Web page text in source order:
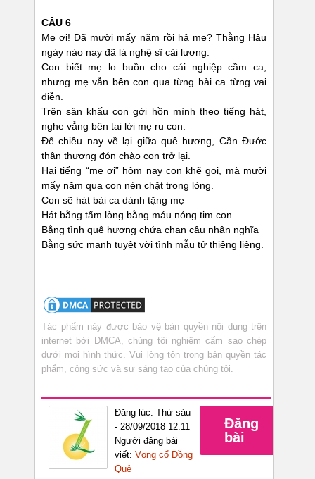
CÂU 6
Mẹ ơi! Đã mười mấy năm rồi hả mẹ? Thằng Hậu
ngày nào nay đã là nghệ sĩ cải lương.
Con biết mẹ lo buồn cho cái nghiệp cầm ca,
nhưng mẹ vẫn bên con qua từng bài ca từng vai
diễn.
Trên sân khấu con gởi hồn mình theo tiếng hát,
nghe vẳng bên tai lời mẹ ru con.
Để chiều nay về lại giữa quê hương, Cần Đước
thân thương đón chào con trở lại.
Hai tiếng “mẹ ơi” hôm nay con khẽ gọi, mà mười
mấy năm qua con nén chặt trong lòng.
Con sẽ hát bài ca dành tặng mẹ
Hát bằng tấm lòng bằng máu nóng tim con
Bằng tình quê hương chứa chan câu nhân nghĩa
Bằng sức mạnh tuyệt vời tình mẫu tử thiêng liêng.
Tác phẩm này được bảo vệ bản quyền nội dung trên
internet bởi DMCA, chúng tôi nghiêm cấm sao chép
dưới mọi hình thức. Vui lòng tôn trọng bản quyền tác
phẩm, công sức và sự sáng tạo của chúng tôi.
Đăng lúc: Thứ sáu
- 28/09/2018 12:11
Người đăng bài
viết: Vọng cổ Đồng
Quê
Đăng
bài